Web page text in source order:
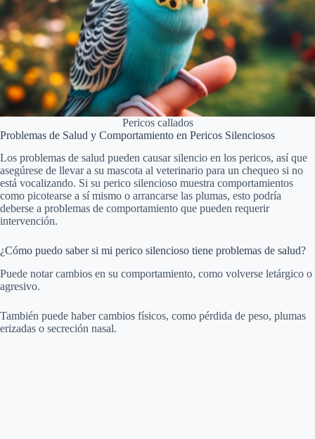
Pericos callados
Problemas de Salud y Comportamiento en Pericos Silenciosos
Los problemas de salud pueden causar silencio en los pericos, así que
asegúrese de llevar a su mascota al veterinario para un chequeo si no
está vocalizando. Si su perico silencioso muestra comportamientos
como picotearse a sí mismo o arrancarse las plumas, esto podría
deberse a problemas de comportamiento que pueden requerir
intervención.
¿Cómo puedo saber si mi perico silencioso tiene problemas de salud?
Puede notar cambios en su comportamiento, como volverse letárgico o
agresivo.
También puede haber cambios físicos, como pérdida de peso, plumas
erizadas o secreción nasal.